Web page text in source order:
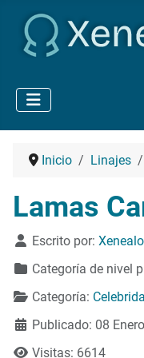
Inicio Linajes
Lamas
Detalles
Escrito por:
Categoría de nivel
Categoría:
Publicado: 08
Visitas: 6614